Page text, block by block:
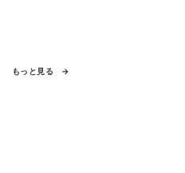
もっと見る